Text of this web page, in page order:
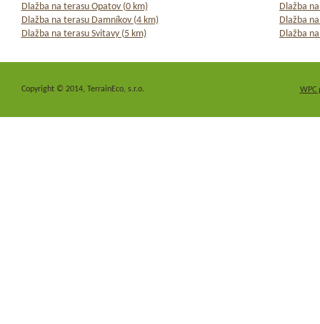
Dlažba na terasu Opatov (0 km)
Dlažba
Dlažba na terasu Damníkov (4 km)
Dlažba
Dlažba na terasu Svitavy (5 km)
Dlažba
WPC
Copyright © 2014, TerrainEco, s.r.o.